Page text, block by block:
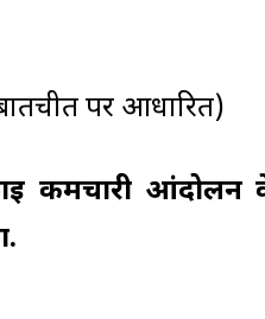
पर आधारित)
कर्मचारी